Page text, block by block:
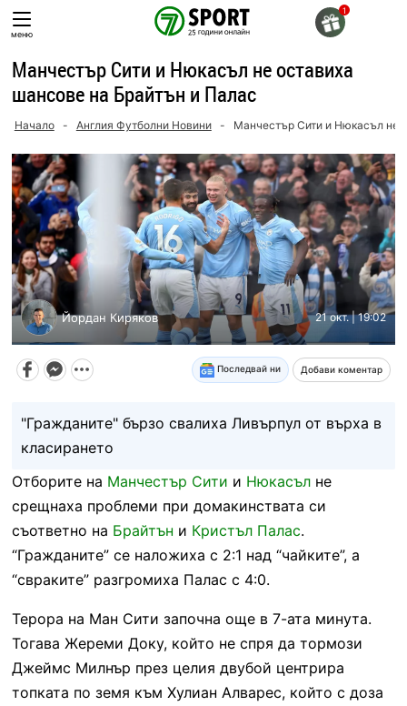
Skip
toменю
Манчестър Сити и Нюкасъл не оставиха
шансове на Брайтън и Палас
Начало - Англия Футболни Новини - Манчестър Сити и Нюкасъл не
Йордан Киряков 21 окт. | 19:02
Последвай ни Добави коментар
"Гражданите" бързо свалиха Ливърпул от върха в
класирането
Отборите на Манчестър Сити и Нюкасълне
срещнаха проблеми при домакинствата си
съответно на Брайтън и Кристъл Палас.
“Гражданите” се наложиха с 2:1 над “чайките”, а
“свраките” разгромиха Палас с 4:0.
Терора на Ман Сити започна още в 7-ата минута.
Тогава Жереми Доку, който не спря да тормози
Джеймс Милнър през целия двубой центрира
топката по земя към Хулиан Алварес, който с доза